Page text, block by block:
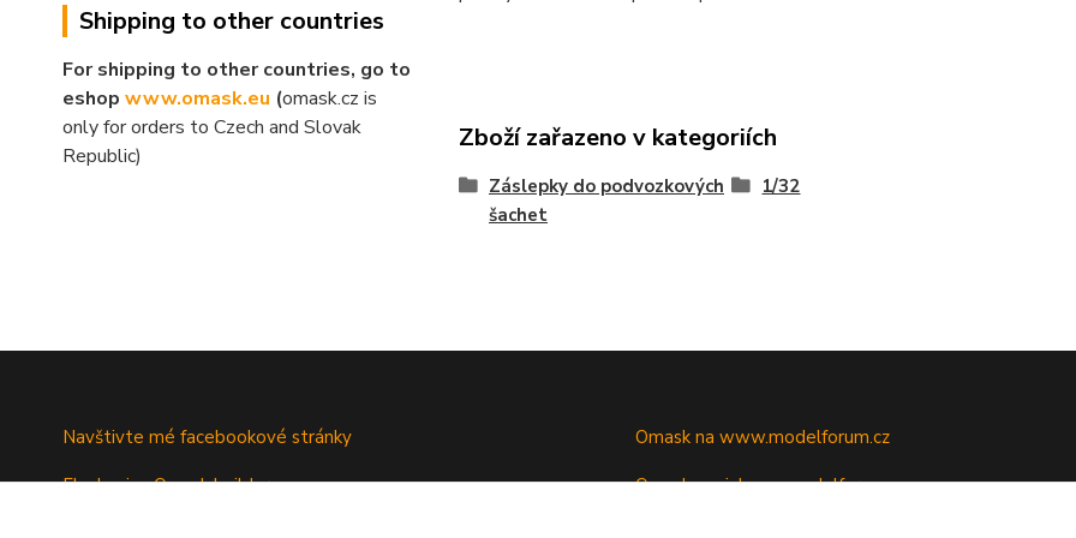
Shipping to other countries
For shipping to other countries, go to
eshop www.omask.eu (omask.cz is
only for orders to Czech and Slovak
Republic)
Zboží zařazeno v kategoriích
Záslepky do podvozkových
šachet
1/32
Navštivte mé facebookové stránky
Fb skupina Omask builders
Omask na www.modelforum.cz
Omask novinky na modelforu